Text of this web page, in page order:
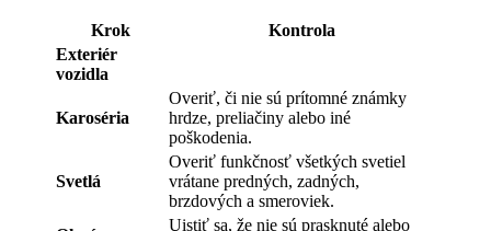
Krok
Kontrola
Exteriér
vozidla
Karoséria
Overiť, či nie sú prítomné známky
hrdze, preliačiny alebo iné
poškodenia.
Svetlá
Overiť funkčnosť všetkých svetiel
vrátane predných, zadných,
brzdových a smeroviek.
Uistiť sa, že nie sú prasknuté alebo